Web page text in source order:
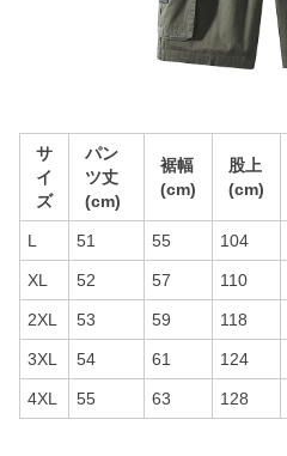
サ
イ
ズ
パン
ツ丈
(cm)
裾幅
(cm)
股上
(cm)
L 51 55 104
XL 52 57 110
2XL 53 59 118
3XL 54 61 124
4XL 55 63 128